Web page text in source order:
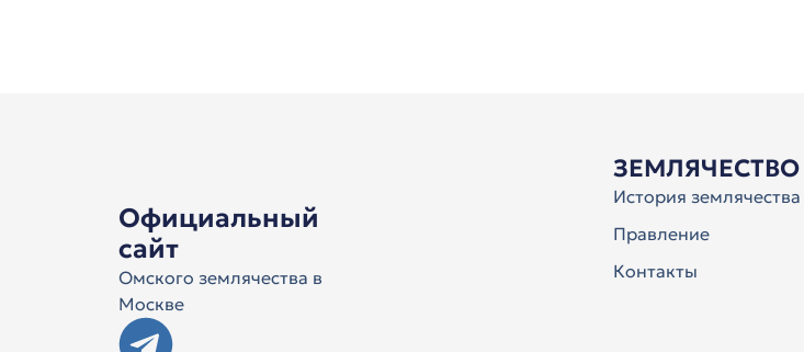
Официальный
сайт
Омского землячества в
Москве
ЗЕМЛЯЧЕСТВО
История землячества
Правление
Контакты